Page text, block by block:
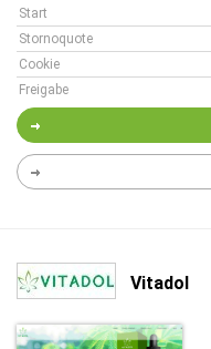
Start
Stornoquote
Cookie
Freigabe
Vitadol